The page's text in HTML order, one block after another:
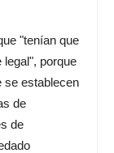
"tenían que
legal", porque
se establecen
de
de